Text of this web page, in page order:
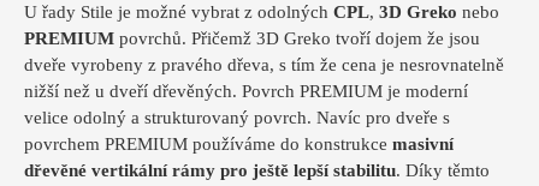
U řady Stile je možné vybrat z odolných CPL, 3D Greko nebo
PREMIUM povrchů. Přičemž 3D Greko tvoří dojem že jsou
dveře vyrobeny z pravého dřeva, s tím že cena je nesrovnatelně
nižší než u dveří dřevěných. Povrch PREMIUM je moderní
velice odolný a strukturovaný povrch. Navíc pro dveře s
povrchem PREMIUM používáme do konstrukce masivní
dřevěné vertikální rámy pro ještě lepší stabilitu. Díky těmto